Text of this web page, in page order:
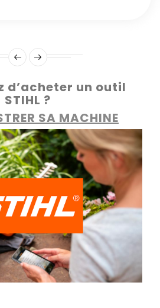
d’acheter un outil
STIHL ?
SA MACHINE